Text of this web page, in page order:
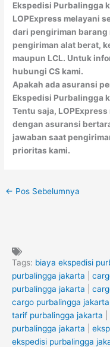
Ekspedisi Purbalingga
LOPExpress melayani
dari pengiriman
pengiriman alat berat,
maupun LCL. Untuk
hubungi CS kami.
Apakah ada asuransi
Ekspedisi Purbalingga
Tentu saja,
dengan asuransi
jawaban saat
prioritas kami.
← Pos Sebelumnya
Tags: biaya ekspedisi
purbalingga jakarta
purbalingga jakarta
cargo purbalingga jakarta
tarif purbalingga jakarta
purbalingga jakarta
ekspedisi purbalingga